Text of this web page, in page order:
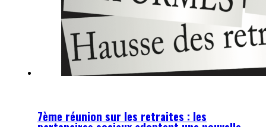
7ème réunion sur les retraites : les